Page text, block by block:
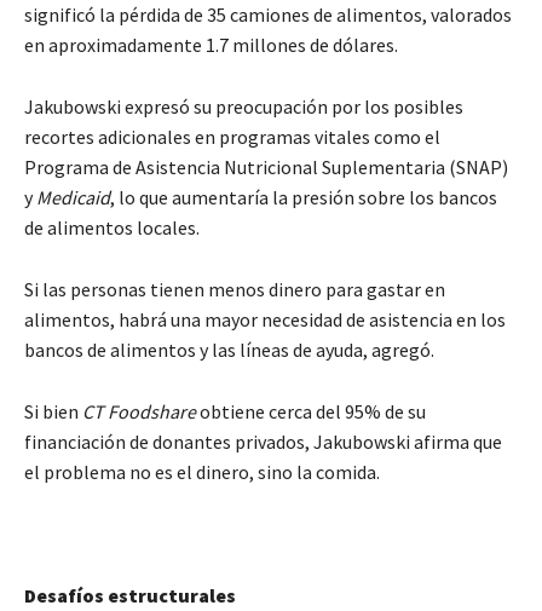
significó la pérdida de 35 camiones de alimentos, valorados
en aproximadamente 1.7 millones de dólares.
Jakubowski expresó su preocupación por los posibles
recortes adicionales en programas vitales como el
Programa de Asistencia Nutricional Suplementaria (SNAP)
yMedicaid, lo que aumentaría la presión sobre los bancos
de alimentos locales.
Si las personas tienen menos dinero para gastar en
alimentos, habrá una mayor necesidad de asistencia en los
bancos de alimentos y las líneas de ayuda, agregó.
Si bien CT Foodshareobtiene cerca del 95% de su
financiación de donantes privados, Jakubowski afirma que
el problema no es el dinero, sino la comida.
Desafíos estructurales